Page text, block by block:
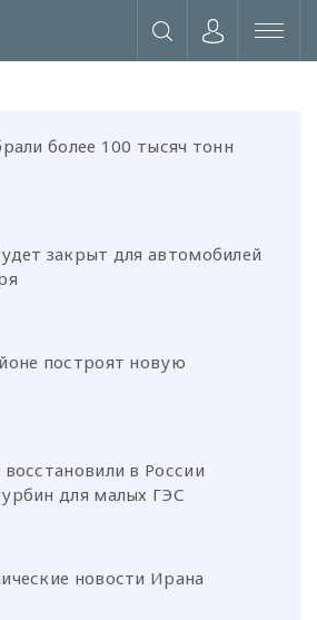
более 100 тысяч тонн
закрыт для автомобилей
построят новую
в России
для малых ГЭС
новости Ирана